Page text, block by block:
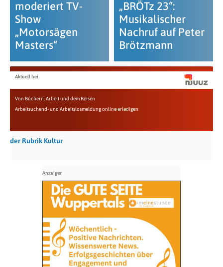
moderiert TV-
Show
„Motorsägen
Masters“
„BRÖTz 23“:
Musikalischer
Nachruf auf Peter
Brötzmann
Aktuell bei
Von Büchern, Arbeit und dem Reisen
Arbeitsuchend- und Arbeitslosmeldung online erledigen
der Rubrik Kultur